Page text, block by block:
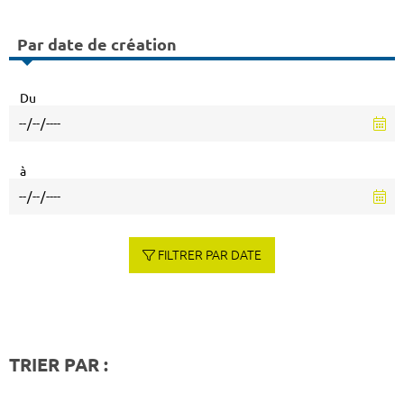
Par date de création
Du
à
FILTRER PAR DATE
TRIER PAR :